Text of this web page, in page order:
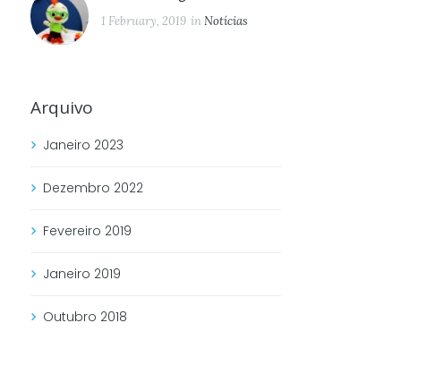
1 February, 2019 inNotícias
Arquivo
Janeiro 2023
Dezembro 2022
Fevereiro 2019
Janeiro 2019
Outubro 2018